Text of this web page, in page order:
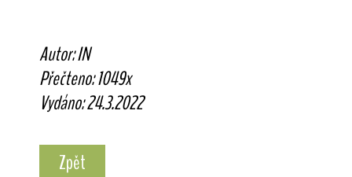
Autor: IN
Přečteno: 1049x
Vydáno: 24.3.2022
Zpět